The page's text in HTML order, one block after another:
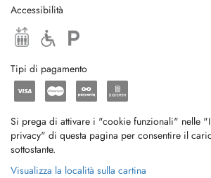
Accessibilità
Tipi di pagamento
Si prega di attivare i "cookie funzionali" nelle
privacy" di questa pagina per consentire il
sottostante.
Visualizza la località sulla cartina